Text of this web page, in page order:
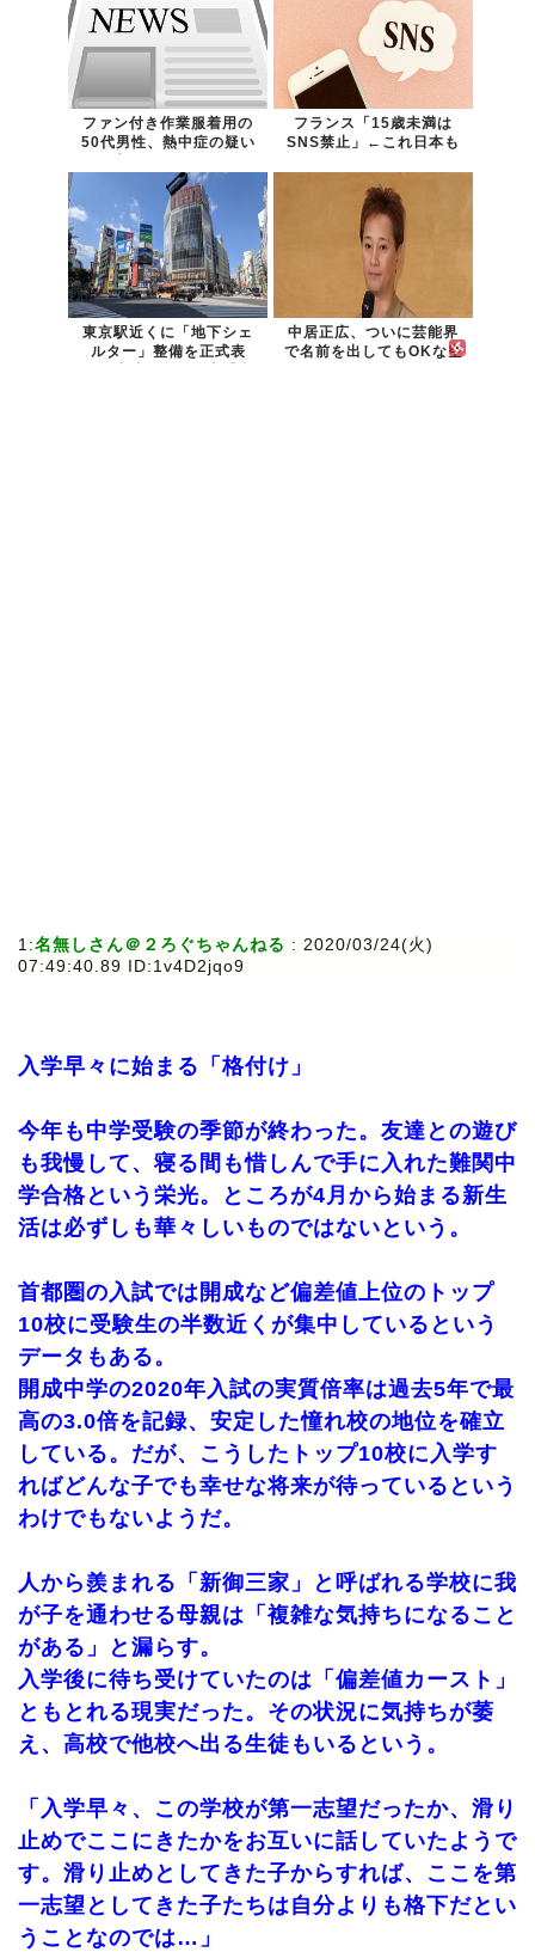
ファン付き作業服着用の
50代男性、熱中症の疑い
クも持参
フランス「15歳未満は
SNS禁止」←これ日本も
東京駅近くに「地下シェ
ルター」整備を正式表
中居正広、ついに芸能界
で名前を出してもOKな空
1:名無しさん＠２ろぐちゃんねる : 2020/03/24(火)
07:49:40.89 ID:1v4D2jqo9
入学早々に始まる「格付け」
今年も中学受験の季節が終わった。友達との遊び
も我慢して、寝る間も惜しんで手に入れた難関中
学合格という栄光。ところが4月から始まる新生
活は必ずしも華々しいものではないという。
首都圏の入試では開成など偏差値上位のトップ
10校に受験生の半数近くが集中しているという
データもある。
開成中学の2020年入試の実質倍率は過去5年で最
高の3.0倍を記録、安定した憧れ校の地位を確立
している。だが、こうしたトップ10校に入学す
ればどんな子でも幸せな将来が待っているという
わけでもないようだ。
人から羨まれる「新御三家」と呼ばれる学校に我
が子を通わせる母親は「複雑な気持ちになること
がある」と漏らす。
入学後に待ち受けていたのは「偏差値カースト」
ともとれる現実だった。その状況に気持ちが萎
え、高校で他校へ出る生徒もいるという。
「入学早々、この学校が第一志望だったか、滑り
止めでここにきたかをお互いに話していたようで
す。滑り止めとしてきた子からすれば、ここを第
一志望としてきた子たちは自分よりも格下だとい
うことなのでは…」